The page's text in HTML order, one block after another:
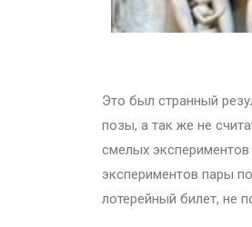
Это был странный
позы, а так же не
смелых экспериментов
экспериментов пары
лотерейный билет, не